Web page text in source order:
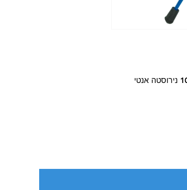
צבע המעמד כחול, מגיע עם זוג קערות העשויות 100% נירוסטה אנטי